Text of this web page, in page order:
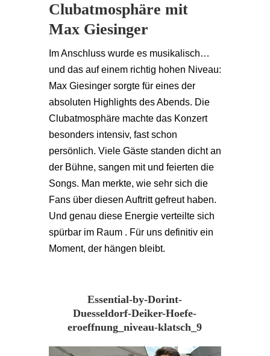
Clubatmosphäre mit
Max Giesinger
Im Anschluss wurde es musikalisch…
und das auf einem richtig hohen Niveau:
Max Giesingersorgte für eines der
absoluten Highlights des Abends. Die
Clubatmosphäre machte das Konzert
besonders intensiv, fast schon
persönlich. Viele Gäste standen dicht an
der Bühne, sangen mit und feierten die
Songs. Man merkte, wie sehr sich die
Fans über diesen Auftritt gefreut haben.
Und genau diese Energie verteilte sich
spürbar im Raum . Für uns definitiv ein
Moment, der hängen bleibt.
Essential-by-Dorint-
Duesseldorf-Deiker-Hoefe-
eroeffnung_niveau-klatsch_9